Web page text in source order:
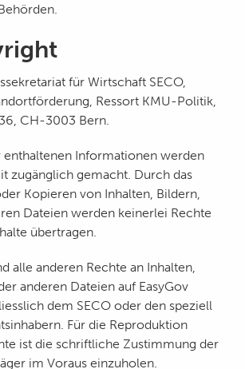
für Wirtschaft SECO,
Ressort KMU-Politik,
CH-3003 Bern.
enthaltenen Informationen werden
zugänglich gemacht. Durch das
Kopieren von Inhalten, Bildern,
Dateien werden keinerlei Rechte
übertragen.
alle anderen Rechte an Inhalten,
anderen Dateien auf EasyGov
dem SECO oder den speziell
Für die Reproduktion
ist die schriftliche Zustimmung der
im Voraus einzuholen.